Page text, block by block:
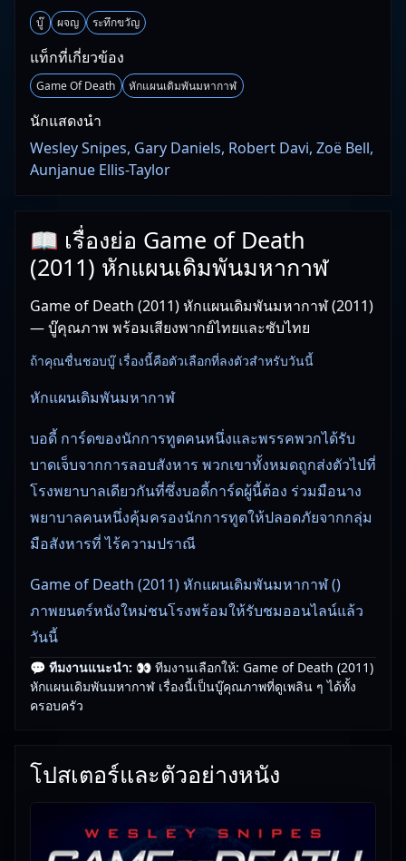
บู๊ ผจญ ระทึกขวัญ
แท็กที่เกี่ยวข้อง
Game Of Death หักแผนเดิมพันมหากาฬ
นักแสดงนำ
Wesley Snipes, Gary Daniels, Robert Davi, Zoë Bell,
Aunjanue Ellis-Taylor
📖 เรื่องย่อ Game of Death
(2011) หักแผนเดิมพันมหากาฬ
Game of Death (2011) หักแผนเดิมพันมหากาฬ (2011)
— บู๊คุณภาพ พร้อมเสียงพากย์ไทยและซับไทย
ถ้าคุณชื่นชอบบู๊ เรื่องนี้คือตัวเลือกที่ลงตัวสำหรับวันนี้
หักแผนเดิมพันมหากาฬ
บอดี้ การ์ดของนักการทูตคนหนึ่งและพรรคพวกได้รับ
บาดเจ็บจากการลอบสังหาร พวกเขาทั้งหมดถูกส่งตัวไปที่
โรงพยาบาลเดียวกันที่ซึ่งบอดี้การ์ดผู้นี้ต้อง ร่วมมือนาง
พยาบาลคนหนึ่งคุ้มครองนักการทูตให้ปลอดภัยจากกลุ่ม
มือสังหารที่ ไร้ความปราณี
Game of Death (2011) หักแผนเดิมพันมหากาฬ ()
ภาพยนตร์หนังใหม่ชนโรงพร้อมให้รับชมออนไลน์แล้ว
วันนี้
เรื่องนี้เหมาะกับคนที่ชอบหนังใหม่ชนโรงและกำลังมอง
หาหนังดูสบาย ๆ
(2011) หักแผนเดิมพันมหากาฬ มาให้คุณดูฟรี
09/06/2026 |เกี่ยวกับเรา
💬 ทีมงานแนะนำ: 👀 ทีมงานเลือกให้: Game of Death (2011)
หักแผนเดิมพันมหากาฬ เรื่องนี้เป็นบู๊คุณภาพที่ดูเพลิน ๆ ได้ทั้ง
ครอบครัว
โปสเตอร์และตัวอย่างหนัง